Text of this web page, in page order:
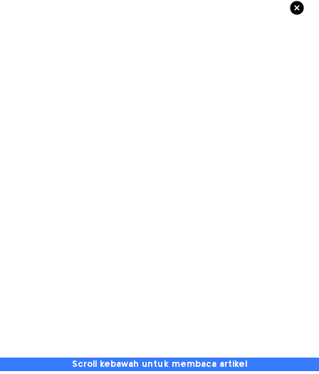
Scroll kebawah untuk membaca artikel